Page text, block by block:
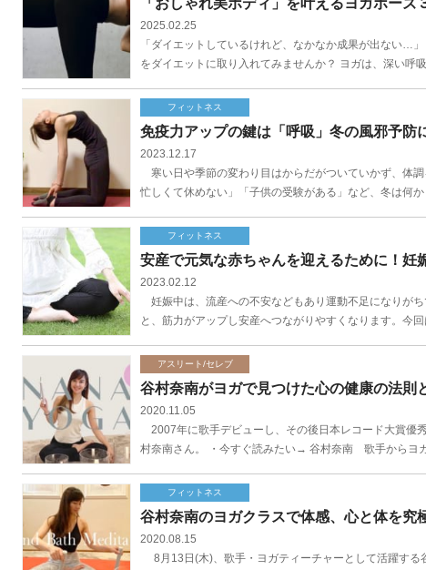
「おしゃれ美ボディ」を叶えるヨガポーズ
2025.02.25
「ダイエットしているけれど、なかなか成果が出ない
をダイエットに取り入れてみませんか？ ヨガは、深い
フィットネス
免疫力アップの鍵は「呼吸」冬の風邪予防
2023.12.17
寒い日や季節の変わり目はからだがついていかず、体
忙しくて休めない」「子供の受験がある」など、冬は何
フィットネス
安産で元気な赤ちゃんを迎えるために！妊
2023.02.12
妊娠中は、流産への不安などもあり運動不足になりが
と、筋力がアップし安産へつながりやすくなります。今
アスリート/セレブ
谷村奈南がヨガで見つけた心の健康の法則
2020.11.05
2007年に歌手デビューし、その後日本レコード大賞優
村奈南さん。 ・今すぐ読みたい→ 谷村奈南 歌手からヨ
フィットネス
谷村奈南のヨガクラスで体感、心と体を究
2020.08.15
8月13日(木)、歌手・ヨガティーチャーとして活躍する